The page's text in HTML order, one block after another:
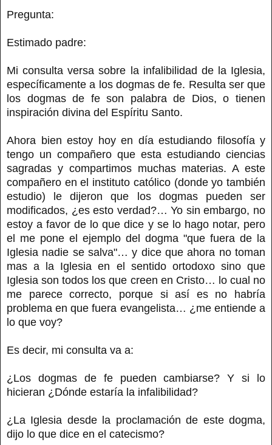
Pregunta:
Estimado padre:
Mi consulta versa sobre la infalibilidad de la Iglesia,
específicamente a los dogmas de fe. Resulta ser que
los dogmas de fe son palabra de Dios, o tienen
inspiración divina del Espíritu Santo.
Ahora bien estoy hoy en día estudiando filosofía y
tengo un compañero que esta estudiando ciencias
sagradas y compartimos muchas materias. A este
compañero en el instituto católico (donde yo también
estudio) le dijeron que los dogmas pueden ser
modificados, ¿es esto verdad?… Yo sin embargo, no
estoy a favor de lo que dice y se lo hago notar, pero
el me pone el ejemplo del dogma "que fuera de la
Iglesia nadie se salva"… y dice que ahora no toman
mas a la Iglesia en el sentido ortodoxo sino que
Iglesia son todos los que creen en Cristo… lo cual no
me parece correcto, porque si así es no habría
problema en que fuera evangelista… ¿me entiende a
lo que voy?
Es decir, mi consulta va a:
¿Los dogmas de fe pueden cambiarse? Y si lo
hicieran ¿Dónde estaría la infalibilidad?
¿La Iglesia desde la proclamación de este dogma,
dijo lo que dice en el catecismo?